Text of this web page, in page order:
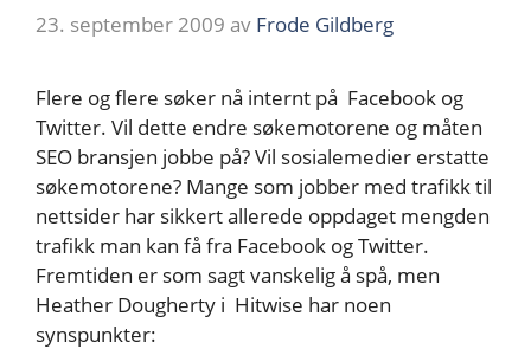
23. september 2009 av Frode Gildberg
Flere og flere søker nå internt på Facebook og
Twitter. Vil dette endre søkemotorene og måten
SEO bransjen jobbe på? Vil sosialemedier erstatte
søkemotorene? Mange som jobber med trafikk til
nettsider har sikkert allerede oppdaget mengden
trafikk man kan få fra Facebook og Twitter.
Fremtiden er som sagt vanskelig å spå, men
Heather Dougherty i Hitwise har noen
synspunkter: